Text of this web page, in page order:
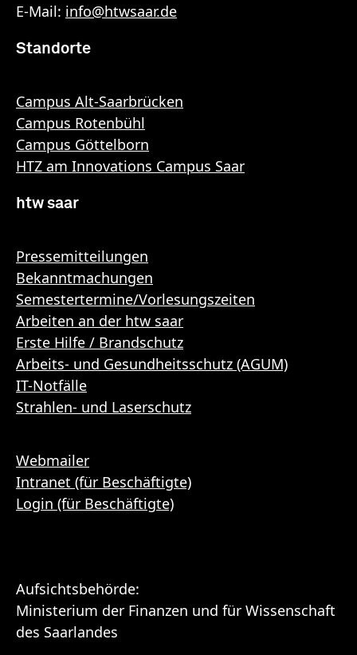
E-Mail: info@htwsaar.de
Standorte
Campus Alt-Saarbrücken
Campus Rotenbühl
Campus Göttelborn
HTZ am Innovations Campus Saar
htw saar
Pressemitteilungen
Bekanntmachungen
Semestertermine/Vorlesungszeiten
Arbeiten an der htw saar
Erste Hilfe / Brandschutz
Arbeits- und Gesundheitsschutz (AGUM)
IT-Notfälle
Strahlen- und Laserschutz
Webmailer
Intranet (für Beschäftigte)
Login (für Beschäftigte)
Aufsichtsbehörde:
Ministerium der Finanzen und für Wissenschaft
des Saarlandes